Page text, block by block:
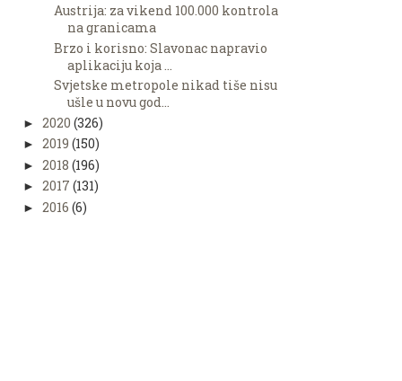
Austrija: za vikend 100.000 kontrola
na granicama
Brzo i korisno: Slavonac napravio
aplikaciju koja ...
Svjetske metropole nikad tiše nisu
ušle u novu god...
► 2020 (326)
► 2019 (150)
► 2018 (196)
► 2017 (131)
► 2016 (6)